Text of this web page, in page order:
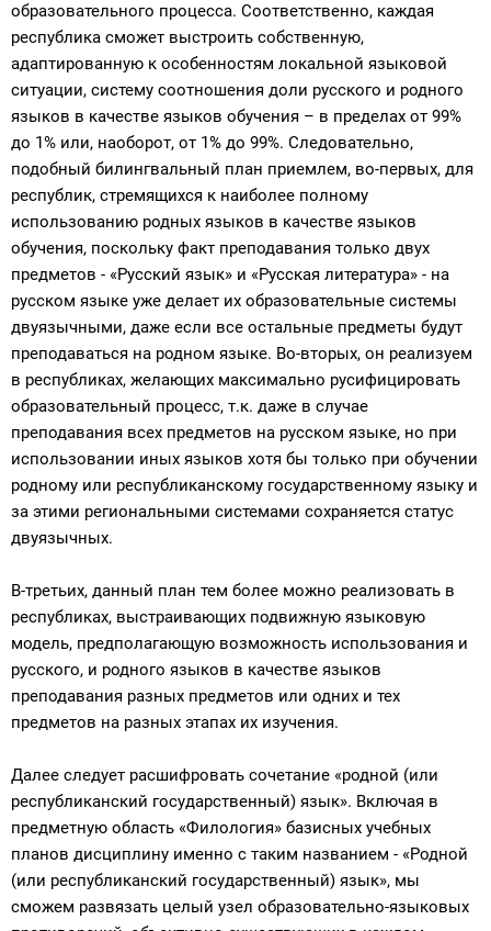
образовательного процесса. Соответственно, каждая
республика сможет выстроить собственную,
адаптированную к особенностям локальной языковой
ситуации, систему соотношения доли русского и родного
языков в качестве языков обучения – в пределах от 99%
до 1% или, наоборот, от 1% до 99%. Следовательно,
подобный билингвальный план приемлем, во-первых, для
республик, стремящихся к наиболее полному
использованию родных языков в качестве языков
обучения, поскольку факт преподавания только двух
предметов - «Русский язык» и «Русская литература» - на
русском языке уже делает их образовательные системы
двуязычными, даже если все остальные предметы будут
преподаваться на родном языке. Во-вторых, он реализуем
в республиках, желающих максимально русифицировать
образовательный процесс, т.к. даже в случае
преподавания всех предметов на русском языке, но при
использовании иных языков хотя бы только при обучении
родному или республиканскому государственному языку и
за этими региональными системами сохраняется статус
двуязычных.
В-третьих, данный план тем более можно реализовать в
республиках, выстраивающих подвижную языковую
модель, предполагающую возможность использования и
русского, и родного языков в качестве языков
преподавания разных предметов или одних и тех
предметов на разных этапах их изучения.
Далее следует расшифровать сочетание «родной (или
республиканский государственный) язык». Включая в
предметную область «Филология» базисных учебных
планов дисциплину именно с таким названием - «Родной
(или республиканский государственный) язык», мы
сможем развязать целый узел образовательно-языковых